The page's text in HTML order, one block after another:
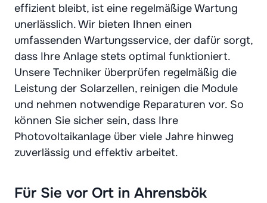
effizient bleibt, ist eine regelmäßige Wartung
unerlässlich. Wir bieten Ihnen einen
umfassenden Wartungsservice, der dafür sorgt,
dass Ihre Anlage stets optimal funktioniert.
Unsere Techniker überprüfen regelmäßig die
Leistung der Solarzellen, reinigen die Module
und nehmen notwendige Reparaturen vor. So
können Sie sicher sein, dass Ihre
Photovoltaikanlage über viele Jahre hinweg
zuverlässig und effektiv arbeitet.
Für Sie vor Ort in Ahrensbök